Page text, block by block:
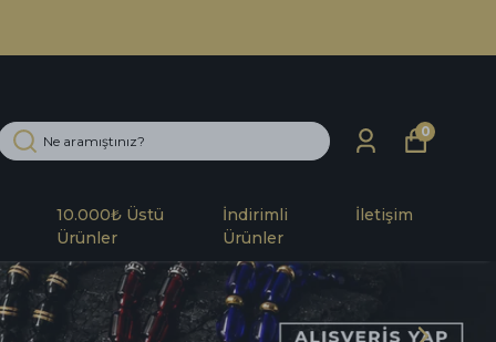
10.000₺ Üstü
Ürünler
İndirimli
Ürünler
İletişim
0